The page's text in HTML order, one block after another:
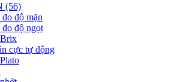
(56)
độ mặn
độ ngọt
cực tự động